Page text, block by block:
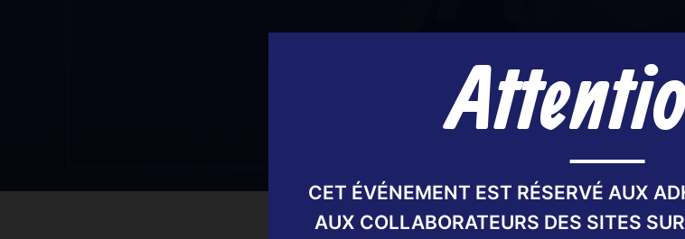
CET ÉVÉNEMENT EST RÉSERVÉ AUX
AUX COLLABORATEURS DES SITES